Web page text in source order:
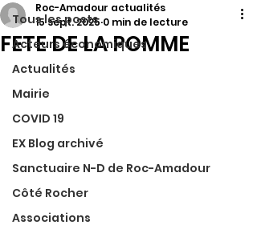
Tous les posts
Acteurs économiques
Actualités
Mairie
COVID 19
EX Blog archivé
Sanctuaire N-D de Roc-Amadour
Côté Rocher
Associations
FETE DE LA POMME
Roc-Amadour actualités
15 sept. 2025 0 min de lecture